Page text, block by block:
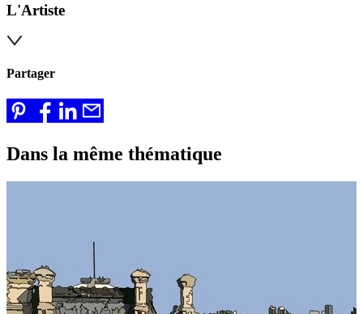
L'Artiste
Partager
Dans la même thématique